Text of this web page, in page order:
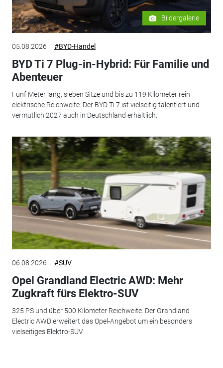
Bildergalerie
05.08.2026 #BYD-Handel
BYD Ti 7 Plug-in-Hybrid: Für Familie und
Abenteuer
Fünf Meter lang, sieben Sitze und bis zu 119 Kilometer rein
elektrische Reichweite: Der BYD Ti 7 ist vielseitig talentiert und
vermutlich 2027 auch in Deutschland erhältlich.
06.08.2026 #SUV
Opel Grandland Electric AWD: Mehr
Zugkraft fürs Elektro-SUV
325 PS und über 500 Kilometer Reichweite: Der Grandland
Electric AWD erweitert das Opel-Angebot um ein besonders
vielseitiges Elektro-SUV.